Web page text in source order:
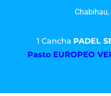
1 Cancha PADEL
Pasto EUROPEO